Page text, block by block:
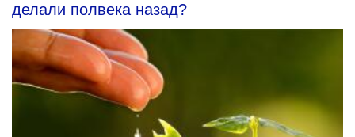
делали полвека назад?